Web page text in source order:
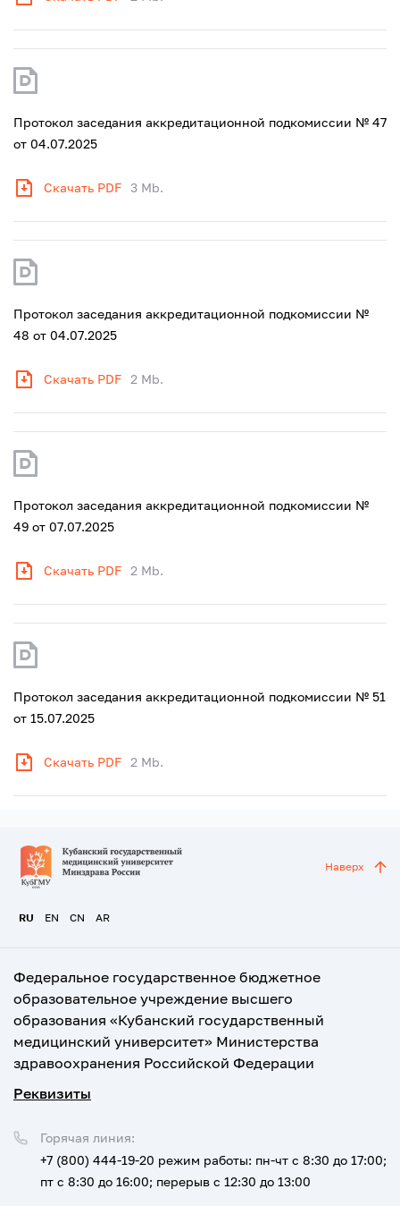
Протокол заседания аккредитационной подкомиссии № 47
от 04.07.2025
Скачать PDF 3 Mb.
Протокол заседания аккредитационной подкомиссии №
48 от 04.07.2025
Скачать PDF 2 Mb.
Протокол заседания аккредитационной подкомиссии №
49 от 07.07.2025
Скачать PDF 2 Mb.
Протокол заседания аккредитационной подкомиссии № 51
от 15.07.2025
Скачать PDF 2 Mb.
RU EN CN AR
Наверх
Федеральное государственное бюджетное
образовательное учреждение высшего
образования «Кубанский государственный
медицинский университет» Министерства
здравоохранения Российской Федерации
Реквизиты
Горячая линия:
+7 (800) 444-19-20 режим работы: пн-чт с 8:30 до 17:00;
пт с 8:30 до 16:00; перерыв с 12:30 до 13:00